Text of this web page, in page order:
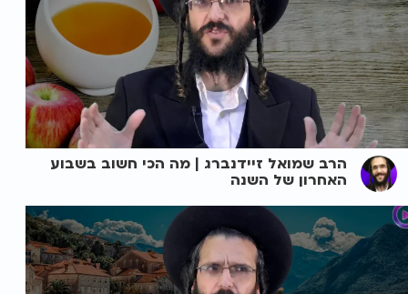
הרב שמואל זיידנברג | מה הכי חשוב בשבוע
האחרון של השנה